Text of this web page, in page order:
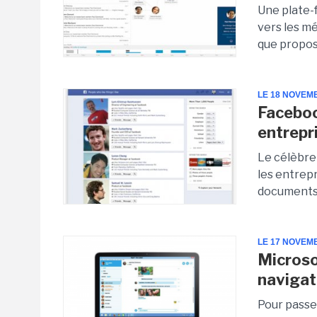
Une
vers les
que
LE 18
Le
les
LE 17
Pour